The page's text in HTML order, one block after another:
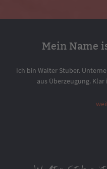
Mein Name
Ich bin Walter Stuber.
aus Überzeugung.